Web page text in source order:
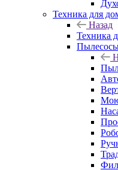
Техника для
Назад
Техника